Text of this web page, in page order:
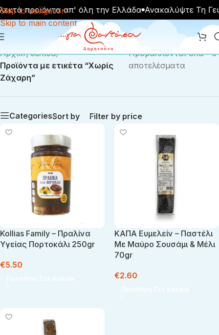
Skip to navigation
Skip to main content
προϊόντα απ' όλη την Ελλάδα Ανακαλύψτε Τη
Αρχική σελίδα/
Προϊόντα με ετικέτα “Χωρίς
Ζάχαρη”
Προβάλλονται όλα - 3
αποτελέσματα
CategoriesSort by Filter by price
Kollias Family – Πραλίνα
Υγείας Πορτοκάλι 250gr
€5.50
ΚΑΠΑ Ευμελείν – Παστέλι
Με Μαύρο Σουσάμι & Μέλι
70gr
€2.60